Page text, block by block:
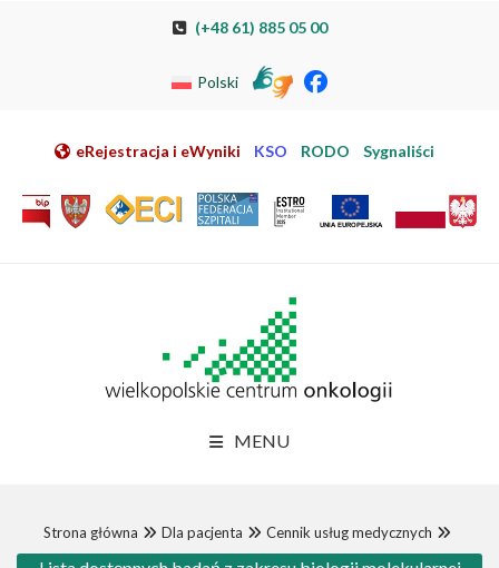
Przeskocz do nawigacji
Przejdź do mapy strony
Przejdź do elektronicznej rejestracji pacjenta
(+48 61) 885 05 00
Polski
eRejestracja i eWyniki KSO RODO Sygnaliści
MENU
Strona główna Dla pacjenta Cennik usług medycznych